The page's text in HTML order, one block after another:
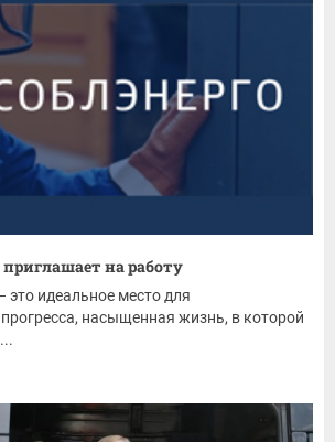
на работу
идеальное место для
насыщенная жизнь, в которой